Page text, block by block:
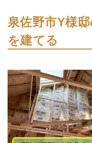
泉佐野市Y様
を建てる